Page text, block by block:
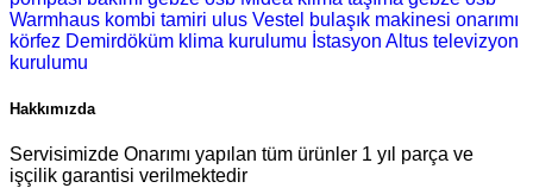
Warmhaus kombi tamiri ulus Vestel bulaşık makinesi onarımı
körfez Demirdöküm klima kurulumu İstasyon Altus televizyon
kurulumu
Hakkımızda
Servisimizde Onarımı yapılan tüm ürünler 1 yıl parça ve
işçilik garantisi verilmektedir